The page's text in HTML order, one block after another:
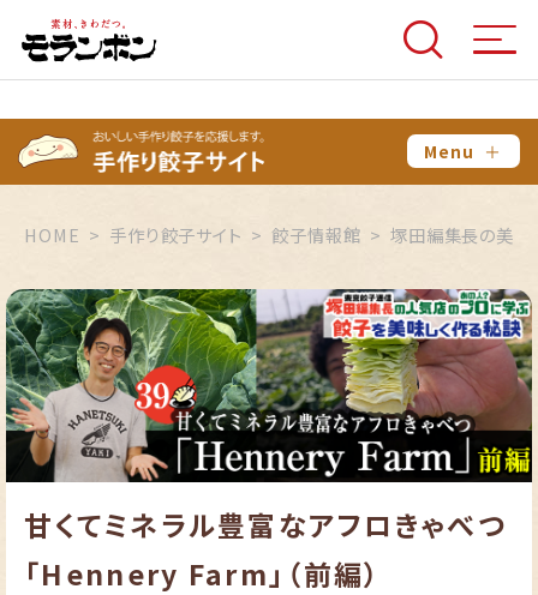
Menu ＋
HOME 手作り餃子サイト 餃子情報館 塚田編集長の美味
甘くてミネラル豊富なアフロきゃべつ
「Hennery Farm」（前編）